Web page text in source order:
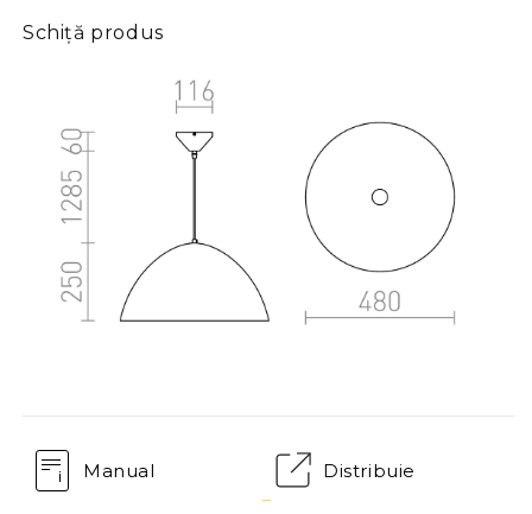
Schiță produs
Manual Distribuie